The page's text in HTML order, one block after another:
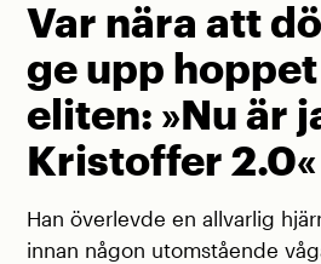
Var nära att
ge upp
eliten: »Nu är
Kristoffer 2.0«
Han överlevde en allvarlig
innan någon utomstående